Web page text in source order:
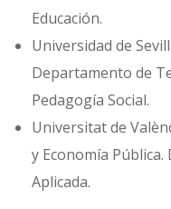
Educación.
Universidad de
Departamento de
Pedagogía Social.
Universitat de
y Economía
Aplicada.